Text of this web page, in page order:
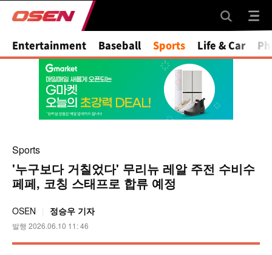
Mute
Entertainment Baseball Sports Life & Car
Sports
'누구보다 거칠었다' 무리뉴 레알 주전 수비수
페페, 코칭 스태프로 합류 예정
OSEN 정승우 기자
발행 2026.06.10 11: 46